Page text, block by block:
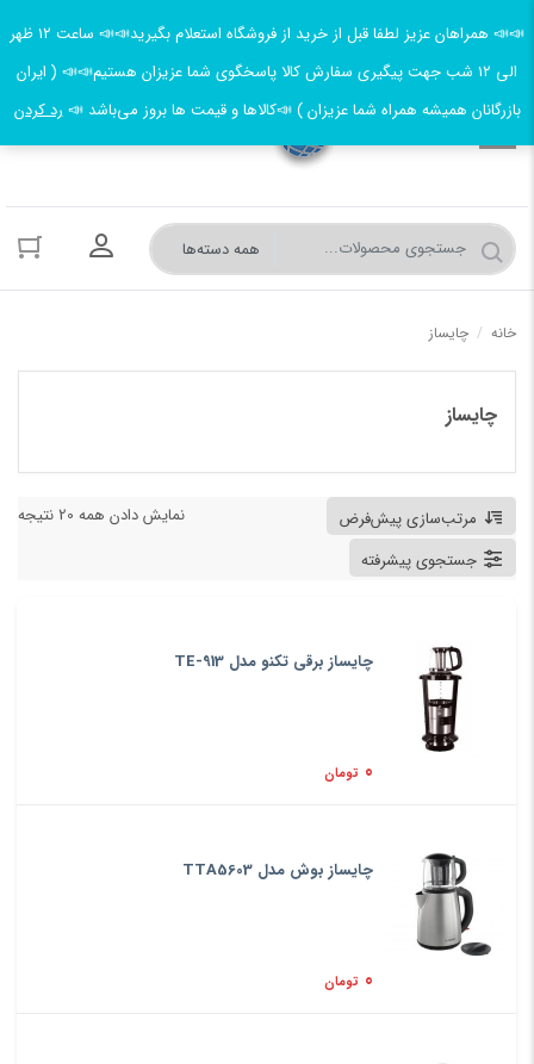
ورود به
خانه / چایساز
چایساز
نمایش دادن همه 20 نتیجه
مرتب‌سازی پیش‌فرض
جستجوی پیشرفته
چایساز برقی تکنو مدل TE-913
0 تومان
چایساز بوش مدل TTA5603
0 تومان
📣📣 همراهان عزیز لطفا قبل از خرید از فروشگاه استعلام بگیرید📣📣 ساعت ۱۲ ظهر
الی ۱۲ شب جهت پیگیری سفارش کالا پاسخگوی شما عزیزان هستیم📣📣 ( ایران
بازرگانان همیشه همراه شما عزیزان ) 📣کالاها و قیمت ها بروز می‌باشد 📣رد کردن